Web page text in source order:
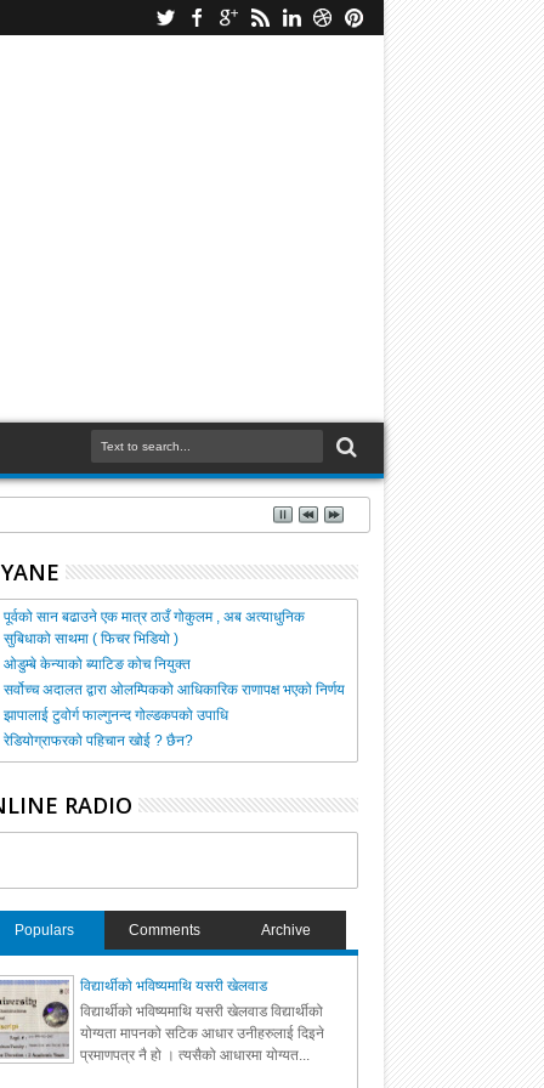
पूर्वको सान बढाउने एक मात्र ठाउँ गोकुलम , अब अत्याधुनिक
सुबिधाको साथमा ( फिचर भिडियो )
ओडुम्बे केन्याको ब्याटिङ कोच नियुक्त
सर्वोच्च अदालत द्वारा ओलम्पिकको आधिकारिक राणापक्ष भएको निर्णय
झापालाई टुवोर्ग फाल्गुनन्द गोल्डकपको उपाधि
रेडियोग्राफरको पहिचान खोई ? छैन?
RADIO
Populars Comments Archive
विद्यार्थीको भविष्यमाथि यसरी खेलवाड
विद्यार्थीको भविष्यमाथि यसरी खेलवाड विद्यार्थीको
योग्यता मापनको सटिक आधार उनीहरुलाई दिइने
प्रमाणपत्र नै हो । त्यसैको आधारमा योग्यत...